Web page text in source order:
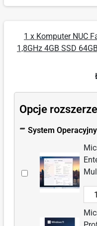
1 x Komputer NUC
1,8GHz 4GB SSD
Opcje
System Operacyjny
Wybierz
akcesorium: